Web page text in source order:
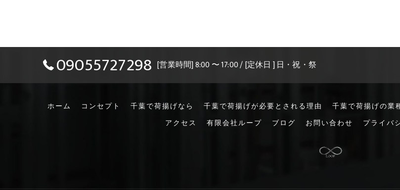
09055727298 [営業時間] 8:00 〜 17:00 / [定休日 ] 日・祝・祭
ホーム コンセプト 千葉で荷揚げなら 千葉で荷揚げが必要とされる理由 千葉で荷揚げの業
アクセス
有限会社ループ ブログ お問い合わせ プライバ